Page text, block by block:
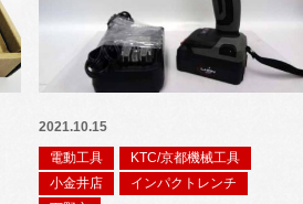
2021.10.15
電動工具
KTC/京都機械工具
小金井店
インパクトレンチ